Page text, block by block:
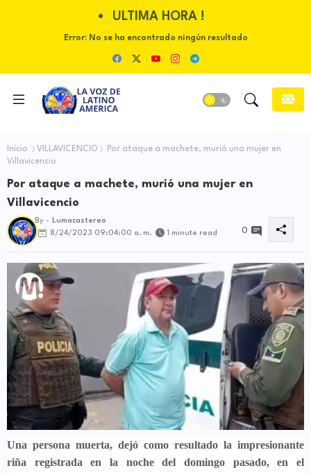
ULTIMA HORA !
Error:No se ha encontrado ningún resultado
Inicio VILLAVICENCIO
Por ataque a machete, murió una mujer en
Villavicencio
Por ataque a machete, murió una mujer en
Villavicencio
By -
Lumacastereo
8/24/2023 09:04:00 a. m.
1 minute read 0
Una persona muerta, dejó como resultado la impresionante
riña registrada en la noche del domingo pasado, en el